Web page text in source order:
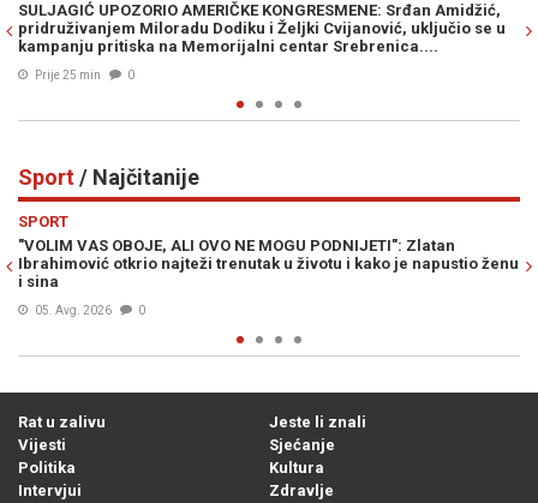
Srđan Amidžić,
uključio se u
DIREKTAN SUDAR DVA VOZA: Ima povrijeđenih,
pomoć na terenu...
Sport/ Najčitanije
Zlatan
je napustio ženu
LIVNJAK PRELOMIO: Otkriveno gdje Zlato Dalić
trenersku karijeru...
Rat u zalivu
Vijesti
Politika
Intervjui
Jeste li znali
Sjećanje
Kultura
Zdravlje